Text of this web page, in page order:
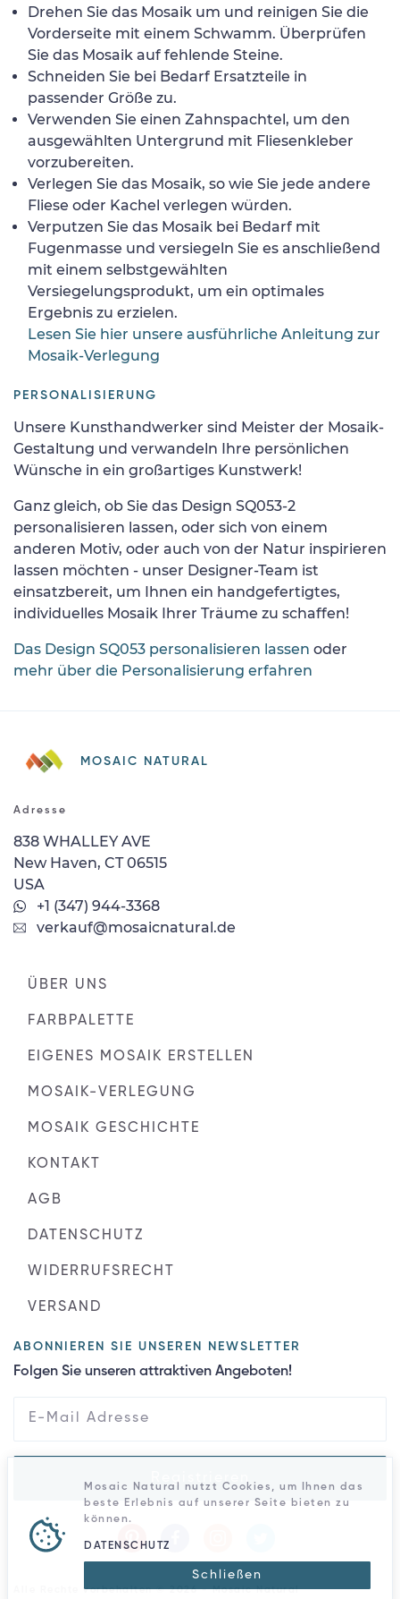
Drehen Sie das Mosaik um und reinigen Sie die
Vorderseite mit einem Schwamm. Überprüfen
Sie das Mosaik auf fehlende Steine.
Schneiden Sie bei Bedarf Ersatzteile in
passender Größe zu.
Verwenden Sie einen Zahnspachtel, um den
ausgewählten Untergrund mit Fliesenkleber
vorzubereiten.
Verlegen Sie das Mosaik, so wie Sie jede andere
Fliese oder Kachel verlegen würden.
Verputzen Sie das Mosaik bei Bedarf mit
Fugenmasse und versiegeln Sie es anschließend
mit einem selbstgewählten
Versiegelungsprodukt, um ein optimales
Ergebnis zu erzielen.
Lesen Sie hier unsere ausführliche Anleitung zur
Mosaik-Verlegung
PERSONALISIERUNG
Unsere Kunsthandwerker sind Meister der Mosaik-
Gestaltung und verwandeln Ihre persönlichen
Wünsche in ein großartiges Kunstwerk!
Ganz gleich, ob Sie das Design SQ053-2
personalisieren lassen, oder sich von einem
anderen Motiv, oder auch von der Natur inspirieren
lassen möchten - unser Designer-Team ist
einsatzbereit, um Ihnen ein handgefertigtes,
individuelles Mosaik Ihrer Träume zu schaffen!
Das Design SQ053 personalisieren lassen oder
mehr über die Personalisierung erfahren
MOSAIC NATURAL
Adresse
838 WHALLEY AVE
New Haven, CT 06515
USA
+1 (347) 944-3368
verkauf@mosaicnatural.de
ÜBER UNS
FARBPALETTE
EIGENES MOSAIK ERSTELLEN
MOSAIK-VERLEGUNG
MOSAIK GESCHICHTE
KONTAKT
AGB
DATENSCHUTZ
WIDERRUFSRECHT
VERSAND
ABONNIEREN SIE UNSEREN NEWSLETTER
Folgen Sie unseren attraktiven Angeboten!
Alle Rechte vorbehalten © 2026 - Mosaic Natural
Mosaic Natural nutzt Cookies, um Ihnen das
beste Erlebnis auf unserer Seite bieten zu
können.
DATENSCHUTZ
Schließen